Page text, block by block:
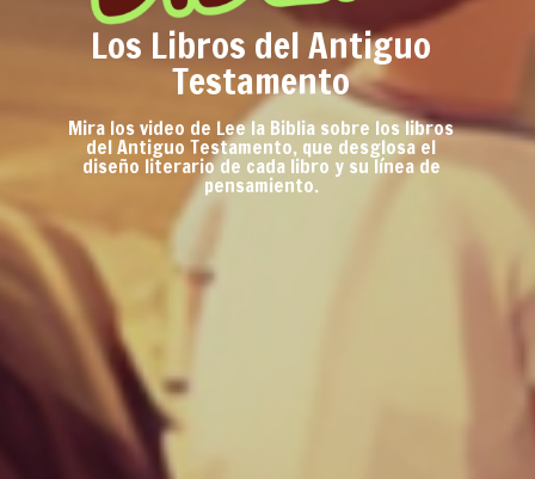
Los Libros del Antiguo
Testamento
Mira los video de Lee la Biblia sobre los libros
del Antiguo Testamento, que desglosa el
diseño literario de cada libro y su línea de
pensamiento.